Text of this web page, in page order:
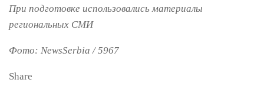
При подготовке использовались материалы
региональных СМИ
Фото: NewsSerbia / 5967
Share